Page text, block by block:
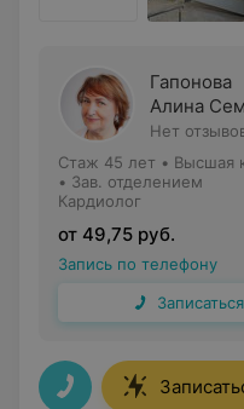
Гапонова
Алина
Нет
Стаж 45 лет • Высшая
• Зав. отделением
Кардиолог
от 49,75 руб.
Запись по телефону
Записаться